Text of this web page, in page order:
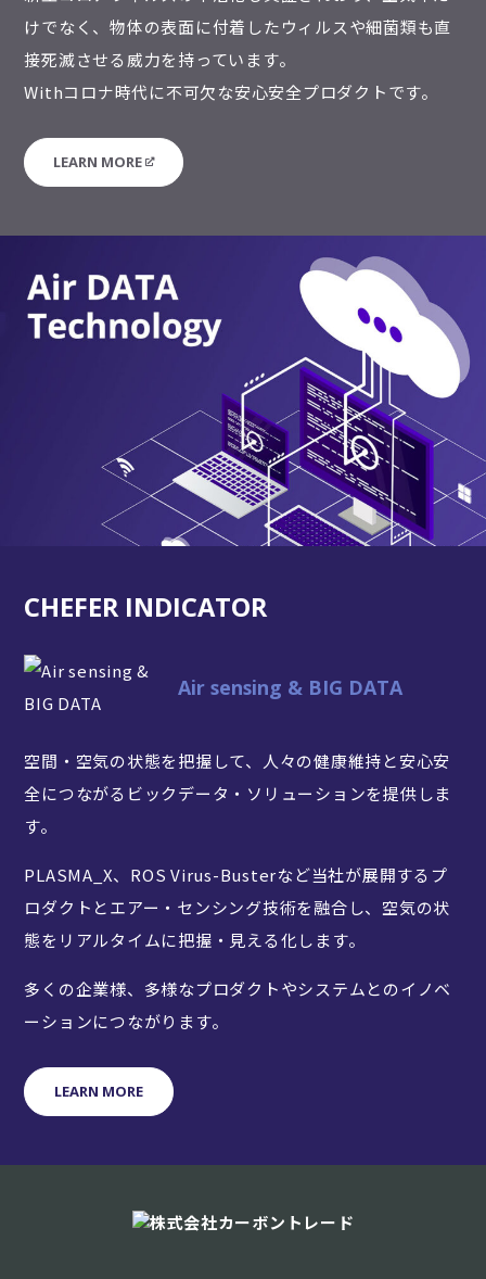
けでなく、物体の表面に付着したウィルスや細菌類も直
接死滅させる威力を持っています。
Withコロナ時代に不可欠な安心安全プロダクトです。
LEARN MORE
CHEFER INDICATOR
Air sensing & BIG DATA
空間・空気の状態を把握して、人々の健康維持と安心安
全につながるビックデータ・ソリューションを提供しま
す。
PLASMA_X、ROS Virus-Busterなど当社が展開するプ
ロダクトとエアー・センシング技術を融合し、空気の状
態をリアルタイムに把握・見える化します。
多くの企業様、多様なプロダクトやシステムとのイノベ
ーションにつながります。
LEARN MORE